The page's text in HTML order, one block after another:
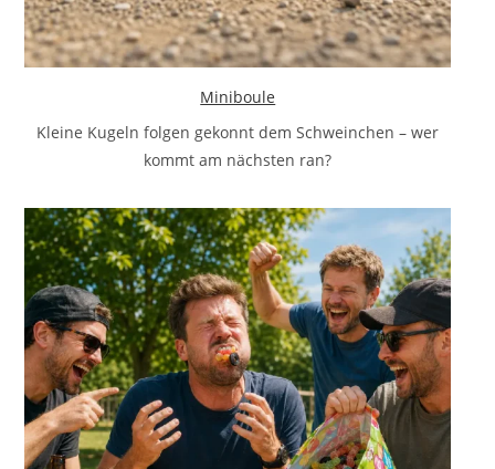
Miniboule
Kleine Kugeln folgen gekonnt dem Schweinchen – wer
kommt am nächsten ran?